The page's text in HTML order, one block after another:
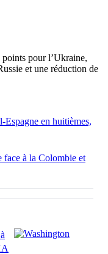
pour l’Ukraine,
et une réduction de
en huitièmes,
à la Colombie et